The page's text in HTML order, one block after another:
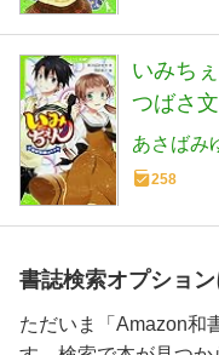
いみち
つばさ
あさばみ
258
書誌検索オプショ
ただいま「Amazon和